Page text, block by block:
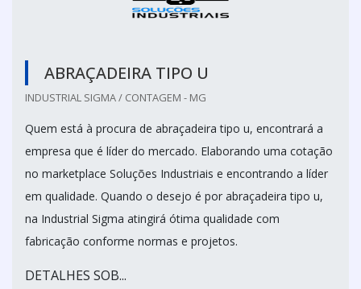
ABRAÇADEIRA TIPO U
INDUSTRIAL SIGMA / CONTAGEM - MG
Quem está à procura de abraçadeira tipo u, encontrará a
empresa que é líder do mercado. Elaborando uma cotação
no marketplace Soluções Industriais e encontrando a líder
em qualidade. Quando o desejo é por abraçadeira tipo u,
na Industrial Sigma atingirá ótima qualidade com
fabricação conforme normas e projetos.
DETALHES SOB...